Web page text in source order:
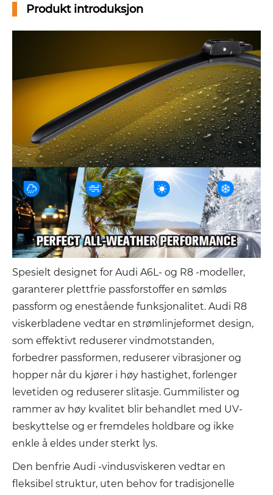
Produkt introduksjon
Spesielt designet for Audi A6L- og R8 -modeller,
garanterer plettfrie passforstoffer en sømløs
passform og enestående funksjonalitet. Audi R8
viskerbladene vedtar en strømlinjeformet design,
som effektivt reduserer vindmotstanden,
forbedrer passformen, reduserer vibrasjoner og
hopper når du kjører i høy hastighet, forlenger
levetiden og reduserer slitasje. Gummilister og
rammer av høy kvalitet blir behandlet med UV-
beskyttelse og er fremdeles holdbare og ikke
enkle å eldes under sterkt lys.
Den benfrie Audi -vindusviskeren vedtar en
fleksibel struktur, uten behov for tradisjonelle